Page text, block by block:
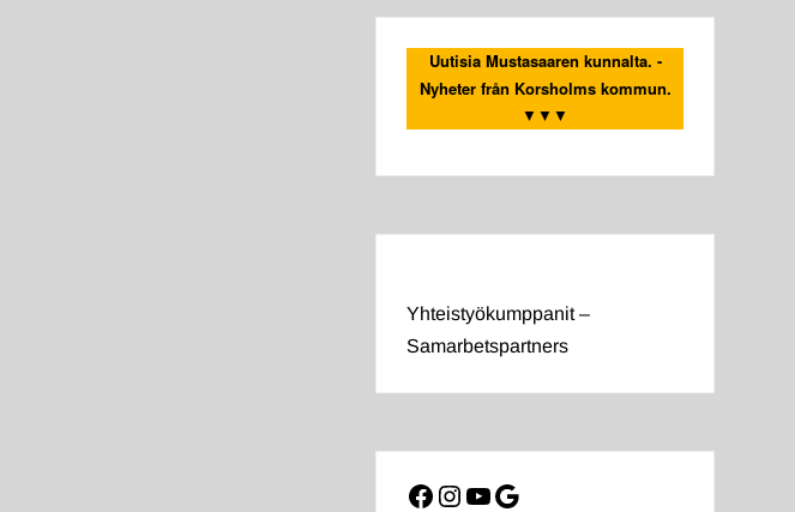
Uutisia Mustasaaren kunnalta. -
Nyheter från Korsholms kommun.
▼▼▼
Yhteistyökumppanit –
Samarbetspartners
Facebook
Instagram
YouTube
Google